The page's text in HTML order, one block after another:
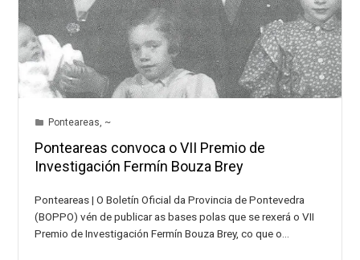
Ponteareas, ~
Ponteareas convoca o VII Premio de
Investigación Fermín Bouza Brey
Ponteareas | O Boletín Oficial da Provincia de Pontevedra
(BOPPO) vén de publicar as bases polas que se rexerá o VII
Premio de Investigación Fermín Bouza Brey, co que o…